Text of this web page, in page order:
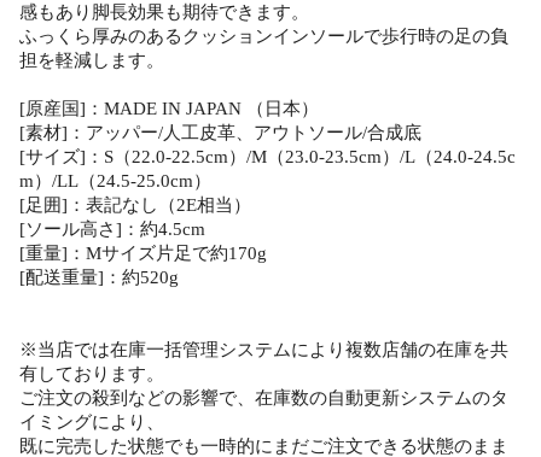
感もあり脚長効果も期待できます。
ふっくら厚みのあるクッションインソールで歩行時の足の負
担を軽減します。
[原産国]：MADE IN JAPAN （日本）
[素材]：アッパー/人工皮革、アウトソール/合成底
[サイズ]：S（22.0-22.5cm）/M（23.0-23.5cm）/L（24.0-24.5c
m）/LL（24.5-25.0cm）
[足囲]：表記なし（2E相当）
[ソール高さ]：約4.5cm
[重量]：Mサイズ片足で約170g
[配送重量]：約520g
※当店では在庫一括管理システムにより複数店舗の在庫を共
有しております。
ご注文の殺到などの影響で、在庫数の自動更新システムのタ
イミングにより、
既に完売した状態でも一時的にまだご注文できる状態のまま